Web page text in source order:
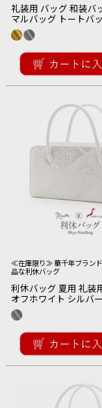
礼装用 バッグ 和装バ
マルバッグ トートバ
ッグ 全6種類 シルバー
クリーム 唐花 花菱 洋
ポリエステル
16,500税込
≪在庫限り≫ 華千年ブラン
品な利休バッグ
利休バッグ 夏用 礼装
オフホワイト シルバ
帯地 日本製 訪問着 付
27,500税込